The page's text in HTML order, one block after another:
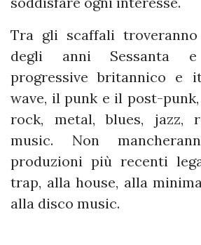
Tra gli scaffali
degli anni Sessanta
progressive britannico e
wave, il punk e il post-
rock, metal, blues, jazz,
music. Non
produzioni più recenti
trap, alla house, alla
alla disco music.